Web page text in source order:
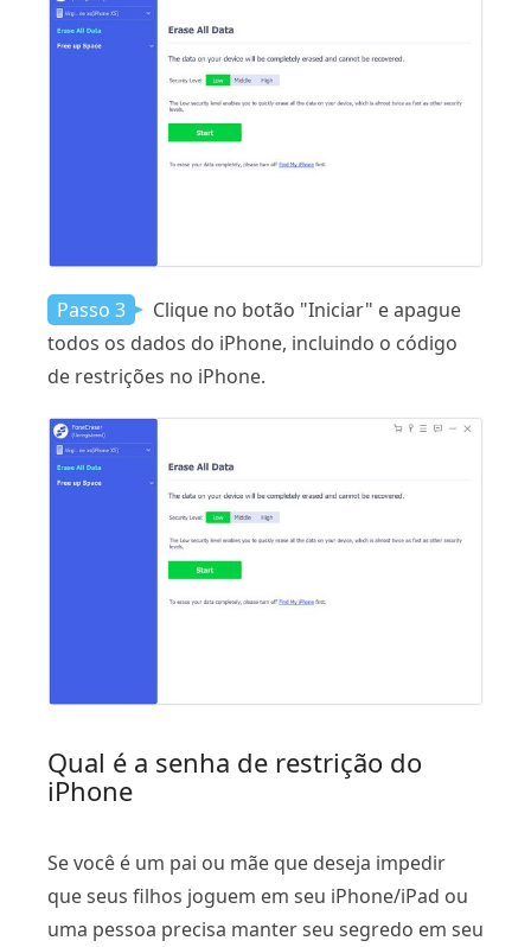
Passo 3
Clique no botão "Iniciar" e apague
todos os dados do iPhone, incluindo o código
de restrições no iPhone.
Qual é a senha de restrição do
iPhone
Se você é um pai ou mãe que deseja impedir
que seus filhos joguem em seu iPhone/iPad ou
uma pessoa precisa manter seu segredo em seu